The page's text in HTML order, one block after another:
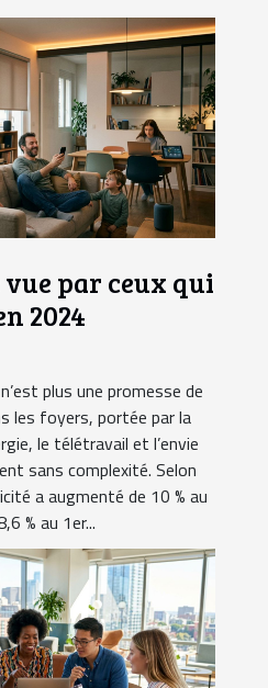
par ceux qui
2024
plus une promesse de
les foyers, portée par la
le télétravail et l’envie
sans complexité. Selon
a augmenté de 10 % au
% au 1er...